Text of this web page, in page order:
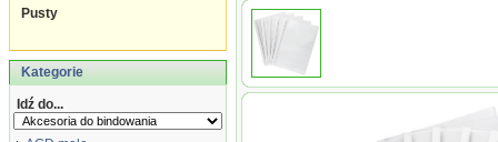
Pusty
Kategorie
Idź do...